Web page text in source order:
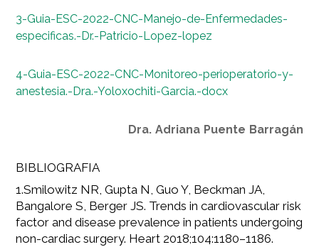
3-Guia-ESC-2022-CNC-Manejo-de-Enfermedades-
especificas.-Dr.-Patricio-Lopez-lopez
4-Guia-ESC-2022-CNC-Monitoreo-perioperatorio-y-
anestesia.-Dra.-Yoloxochiti-Garcia.-docx
Dra. Adriana Puente Barragán
BIBLIOGRAFIA
1.Smilowitz NR, Gupta N, Guo Y, Beckman JA,
Bangalore S, Berger JS. Trends in cardiovascular risk
factor and disease prevalence in patients undergoing
non-cardiac surgery. Heart 2018;104:1180–1186.